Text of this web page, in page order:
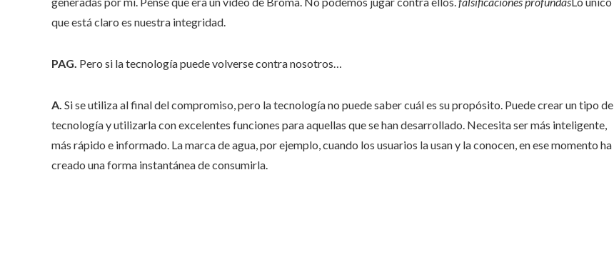
que está claro es nuestra integridad.
PAG. Pero si la tecnología puede volverse contra nosotros…
A. Si se utiliza al final del compromiso, pero la tecnología no puede saber cuál es su propósito. Puede crear un tipo de
tecnología y utilizarla con excelentes funciones para aquellas que se han desarrollado. Necesita ser más inteligente,
más rápido e informado. La marca de agua, por ejemplo, cuando los usuarios la usan y la conocen, en ese momento ha
creado una forma instantánea de consumirla.